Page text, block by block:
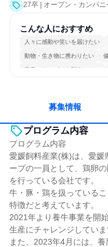
27卒 | オープン・カンパ
こんな人におすすめ
人々に感動や笑いを届けたい
動物・生き物に携わりたい
商品・サービスを製作したい
募集情報
プログラム内容
プログラム内容
愛媛飼料産業(株)は、愛媛
ープの一員として、鶏卵
を行っている会社です。
牛・豚・鶏を扱っている
特徴だと考えています。
2021年より養牛事業を開
生産にチャレンジしていま
また、2023年4月には、